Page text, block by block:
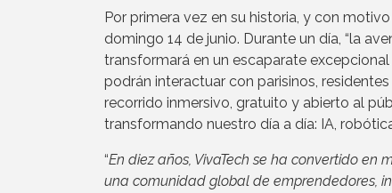
Por primera vez en su historia, y con
domingo 14 de junio. Durante un día, “la
transformará en un escaparate
podrán interactuar con parisinos,
recorrido inmersivo, gratuito y abierto al
transformando nuestro día a día: IA,
“En diez años, VivaTech se ha convertido en
una comunidad global de emprendedores,